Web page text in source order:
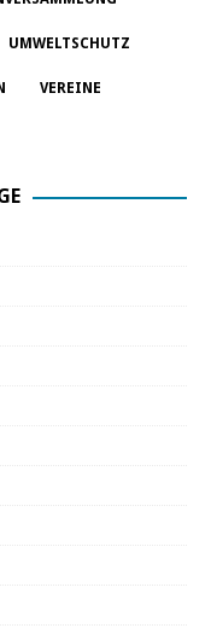
UMWELTSCHUTZ
VEREINE